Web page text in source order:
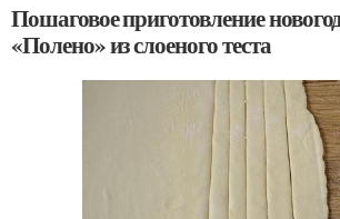
Пошаговое приготовление
«Полено» из слоеного теста